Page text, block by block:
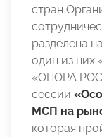
стран
разделена
один из них
«ОПОРА
сессии
МСП на
которая